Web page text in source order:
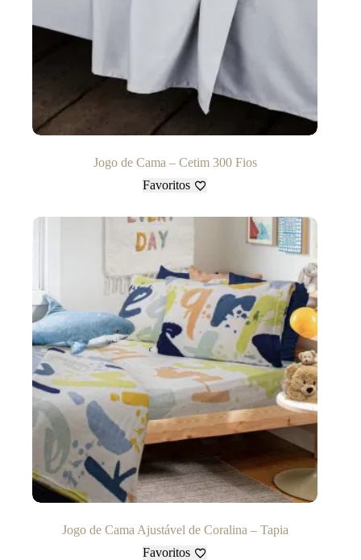
Jogo de Cama – Cetim 300 Fios
Favoritos
Jogo de Cama Ajustável de Coralina – Tapia
Favoritos